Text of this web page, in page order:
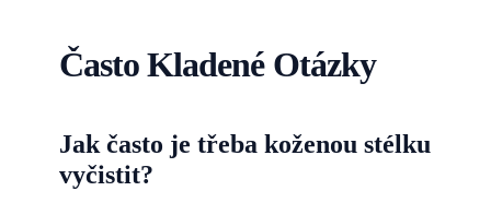
Často Kladené Otázky
Jak často je třeba koženou stélku
vyčistit?